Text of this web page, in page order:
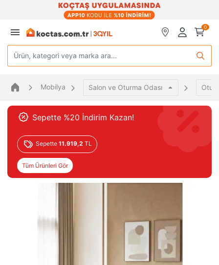
0
Ürün, kategori veya marka ara...
Mobilya Salon ve Oturma Odası
Sepette %20 İndirim Kazan!
Sepette 11.919,2 TL
Tüm Ürünleri Gör